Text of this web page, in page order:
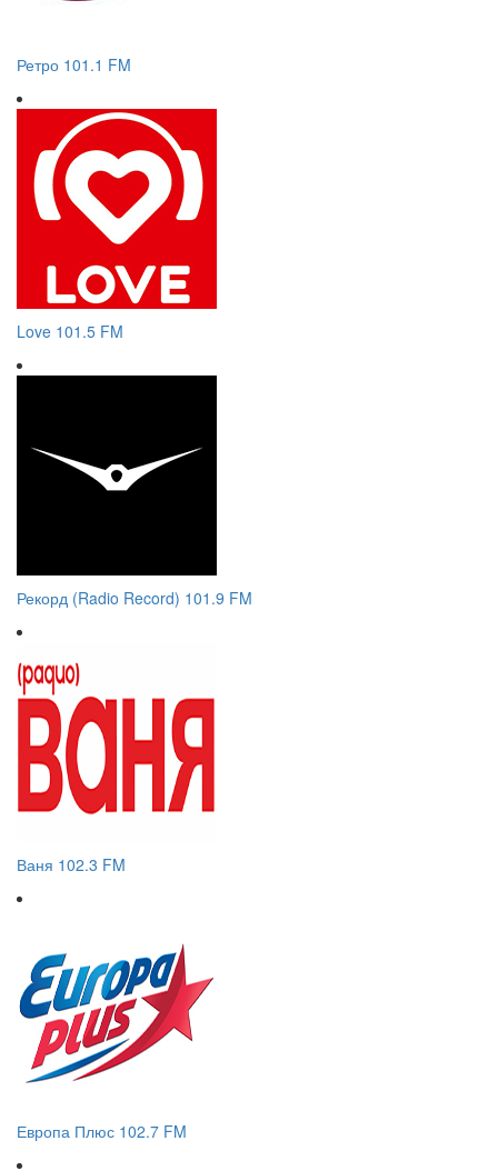
Ретро 101.1 FM
Love 101.5 FM
Рекорд (Radio Record) 101.9 FM
Ваня 102.3 FM
Европа Плюс 102.7 FM